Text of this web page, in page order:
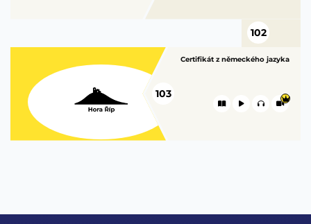
102
Certifikát z německého jazyka
103